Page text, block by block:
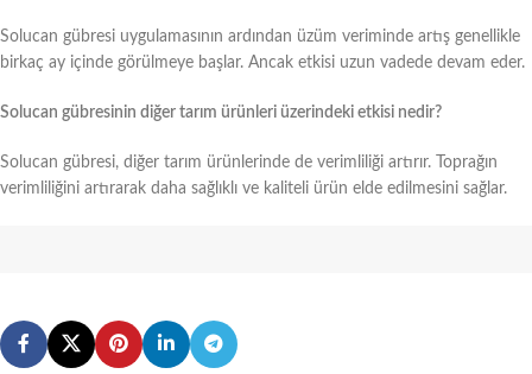
Solucan gübresi uygulamasının ardından üzüm veriminde artış genellikle
birkaç ay içinde görülmeye başlar. Ancak etkisi uzun vadede devam eder.
Solucan gübresinin diğer tarım ürünleri üzerindeki etkisi nedir?
Solucan gübresi, diğer tarım ürünlerinde de verimliliği artırır. Toprağın
verimliliğini artırarak daha sağlıklı ve kaliteli ürün elde edilmesini sağlar.